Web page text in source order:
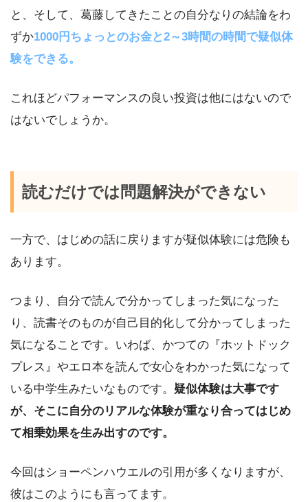
と、そして、葛藤してきたことの自分なりの結論をわ
ずか1000円ちょっとのお金と2～3時間の時間で疑似体
験をできる。
これほどパフォーマンスの良い投資は他にはないので
はないでしょうか。
読むだけでは問題解決ができない
一方で、はじめの話に戻りますが疑似体験には危険も
あります。
つまり、自分で読んで分かってしまった気になった
り、読書そのものが自己目的化して分かってしまった
気になることです。いわば、かつての『ホットドック
プレス』やエロ本を読んで女心をわかった気になって
いる中学生みたいなものです。 疑似体験は大事です
が、そこに自分のリアルな体験が重なり合ってはじめ
て相乗効果を生み出すのです。
今回はショーペンハウエルの引用が多くなりますが、
彼はこのようにも言ってます。